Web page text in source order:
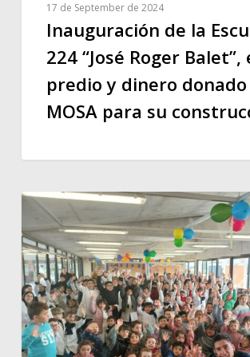
17 de September de 2024
Inauguración de la
224 “José Roger Balet”,
predio y dinero
MOSA para su